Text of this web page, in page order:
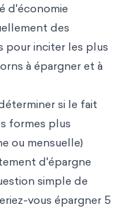
d'économie
des
pour inciter les plus
à épargner et à
si le fait
formes plus
ou mensuelle)
d'épargne
simple de
vous épargner 5